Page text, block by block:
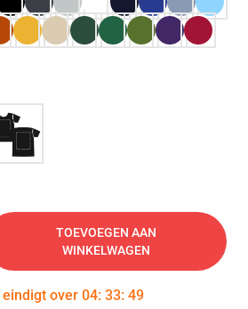
TOEVOEGEN AAN
WINKELWAGEN
over 04: 33: 48